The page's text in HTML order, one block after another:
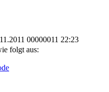
00000011 22:23
folgt aus: